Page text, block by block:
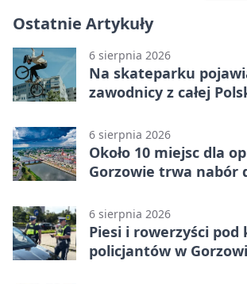
Ostatnie Artykuły
6 sierpnia 2026
Na skateparku
zawodnicy z całej
6 sierpnia 2026
Około 10 miejsc dla
Gorzowie trwa nabór
6 sierpnia 2026
Piesi i rowerzyści
policjantów w